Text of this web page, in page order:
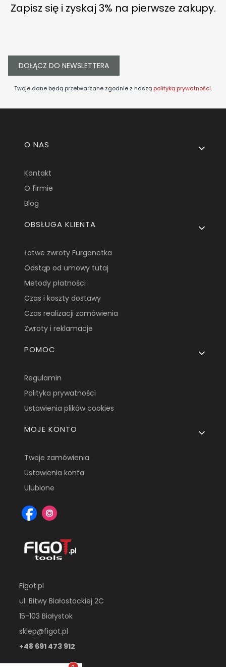
Zapisz się i zyskaj 3% na pierwsze zakupy.
DOŁĄCZ DO NEWSLETTERA
Twoje dane będą przetwarzane zgodnie z naszą polityką prywatności.
Linki w stopce
O NAS
Kontakt
O firmie
Blog
OBSŁUGA KLIENTA
Łatwe zwroty Furgonetka
Odstąp od umowy tutaj
Metody płatności
Czas i koszty dostawy
Czas realizacji zamówienia
Zwroty i reklamacje
POMOC
Regulamin
Polityka prywatności
Ustawienia plików cookies
MOJE KONTO
Twoje zamówienia
Ustawienia konta
Ulubione
Figot.pl
ul. Bitwy Białostockiej 2C
15-103 Białystok
sklep@figot.pl
+48 691 473 912